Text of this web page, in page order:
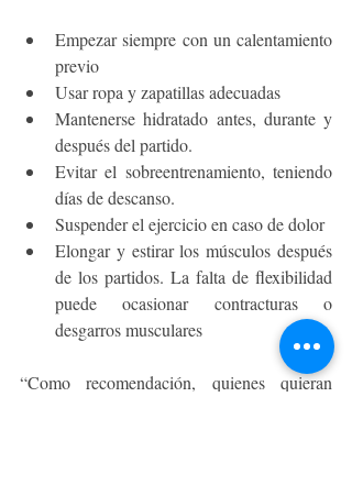
Empezar siempre con un calentamiento
previo
Usar ropa y zapatillas adecuadas
Mantenerse hidratado antes, durante y
después del partido.
Evitar el sobreentrenamiento, teniendo
días de descanso.
Suspender el ejercicio en caso de dolor
Elongar y estirar los músculos después
de los partidos. La falta de flexibilidad
puede ocasionar contracturas o
desgarros musculares
“Como recomendación, quienes quieran